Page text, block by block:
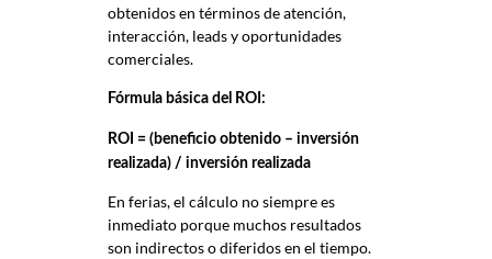
obtenidos en términos de atención,
interacción, leads y oportunidades
comerciales.
Fórmula básica del ROI:
ROI = (beneficio obtenido – inversión
realizada) / inversión realizada
En ferias, el cálculo no siempre es
inmediato porque muchos resultados
son indirectos o diferidos en el tiempo.